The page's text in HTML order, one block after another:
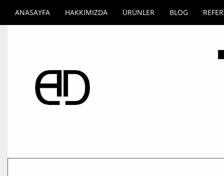
ANASAYFA HAKKIMIZDA ÜRÜNLER BLOG